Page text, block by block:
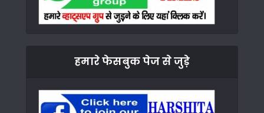
हमारे फेसबुक पेज से जुड़े